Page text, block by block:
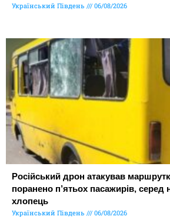
Український Південь 06/08/2026
Російський дрон атакував
поранено п’ятьох пасажирів, серед
хлопець
Український Південь 06/08/2026